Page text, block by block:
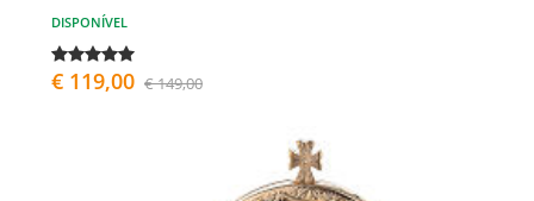
DISPONÍVEL
€ 119,00 € 149,00